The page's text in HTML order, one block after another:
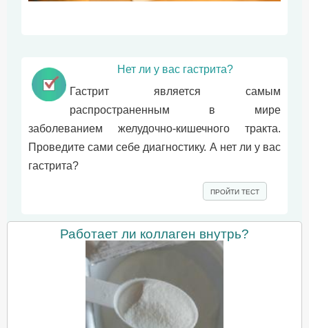
Нет ли у вас гастрита?
Гастрит является самым
распространенным в мире
заболеванием желудочно-кишечного тракта.
Проведите сами себе диагностику. А нет ли у вас
гастрита?
ПРОЙТИ ТЕСТ
Работает ли коллаген внутрь?